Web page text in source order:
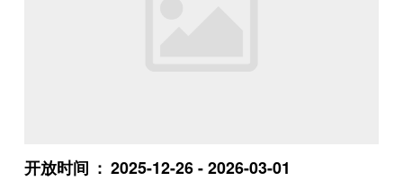
开放时间 2025-12-26 - 2026-03-01